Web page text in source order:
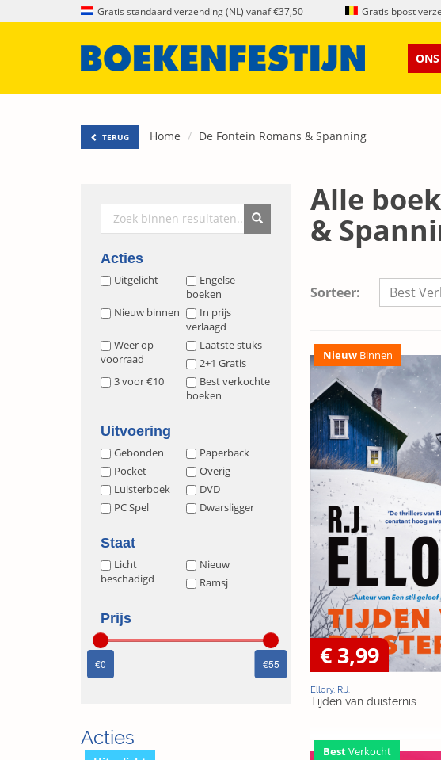
Gratis standaard verzending (NL) vanaf €37,50 Gratis bpost
TERUG Home De Fontein Romans & Spanning
Acties
Uitgelicht
Engelse
boeken
Nieuw binnen
In prijs
verlaagd
Weer op
voorraad
Laatste stuks
2+1 Gratis
3 voor €10
Best verkochte
boeken
Uitvoering
Gebonden
Paperback
Pocket
Overig
Luisterboek
DVD
PC Spel
Dwarsligger
Staat
Licht
beschadigd
Nieuw
Ramsj
Prijs
0 55
Acties
Alle
&
Sorteer:
Nieuw Binnen
€ 3,99
Ellory, R.J.
Tijden van duisternis
BestVerkocht